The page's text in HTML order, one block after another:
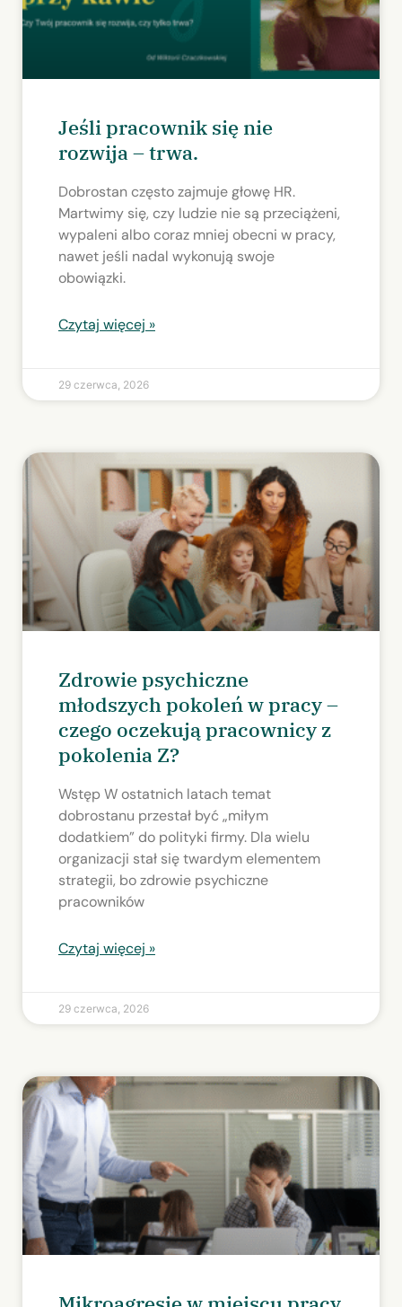
Jeśli pracownik się nie
rozwija – trwa.
Dobrostan często zajmuje głowę HR.
Martwimy się, czy ludzie nie są przeciążeni,
wypaleni albo coraz mniej obecni w pracy,
nawet jeśli nadal wykonują swoje
obowiązki.
Czytaj więcej »
29 czerwca, 2026
Zdrowie psychiczne
młodszych pokoleń w pracy –
czego oczekują pracownicy z
pokolenia Z?
Wstęp W ostatnich latach temat
dobrostanu przestał być „miłym
dodatkiem” do polityki firmy. Dla wielu
organizacji stał się twardym elementem
strategii, bo zdrowie psychiczne
pracowników
Czytaj więcej »
29 czerwca, 2026